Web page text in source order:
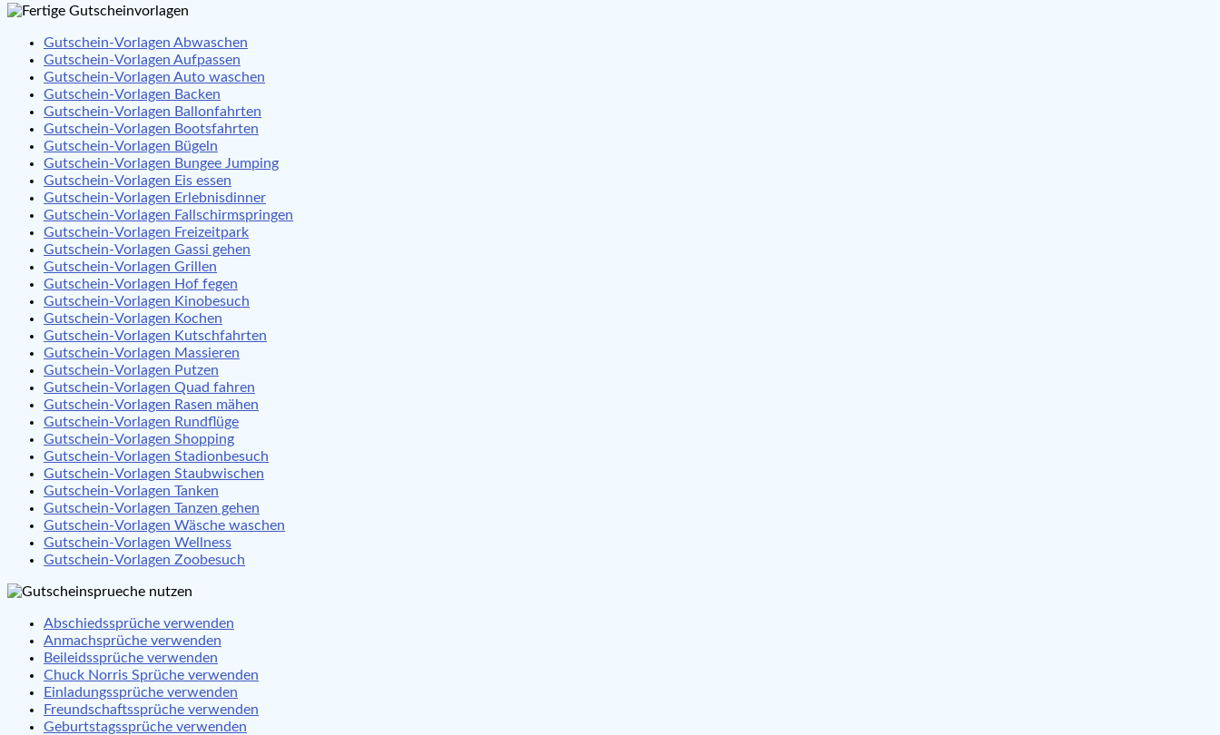
Gutschein-Vorlagen Abwaschen
Gutschein-Vorlagen Aufpassen
Gutschein-Vorlagen Auto waschen
Gutschein-Vorlagen Backen
Gutschein-Vorlagen Ballonfahrten
Gutschein-Vorlagen Bootsfahrten
Gutschein-Vorlagen Bügeln
Gutschein-Vorlagen Bungee Jumping
Gutschein-Vorlagen Eis essen
Gutschein-Vorlagen Erlebnisdinner
Gutschein-Vorlagen Fallschirmspringen
Gutschein-Vorlagen Freizeitpark
Gutschein-Vorlagen Gassi gehen
Gutschein-Vorlagen Grillen
Gutschein-Vorlagen Hof fegen
Gutschein-Vorlagen Kinobesuch
Gutschein-Vorlagen Kochen
Gutschein-Vorlagen Kutschfahrten
Gutschein-Vorlagen Massieren
Gutschein-Vorlagen Putzen
Gutschein-Vorlagen Quad fahren
Gutschein-Vorlagen Rasen mähen
Gutschein-Vorlagen Rundflüge
Gutschein-Vorlagen Shopping
Gutschein-Vorlagen Stadionbesuch
Gutschein-Vorlagen Staubwischen
Gutschein-Vorlagen Tanken
Gutschein-Vorlagen Tanzen gehen
Gutschein-Vorlagen Wäsche waschen
Gutschein-Vorlagen Wellness
Gutschein-Vorlagen Zoobesuch
Abschiedssprüche verwenden
Anmachsprüche verwenden
Beileidssprüche verwenden
Chuck Norris Sprüche verwenden
Einladungssprüche verwenden
Freundschaftssprüche verwenden
Geburtstagssprüche verwenden